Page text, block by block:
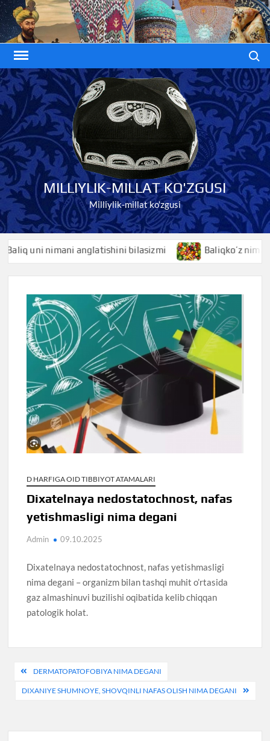
Skip
to
content
MILLIYLIK-MILLAT KO'ZGUSI
Milliylik-millat ko'zgusi
uni nimani anglatishini bilasizmi Baliqko’z nimani
D HARFIGA OID TIBBIYOT ATAMALARI
Dixatelnaya nedostatochnost, nafas
yetishmasligi nima degani
Admin 09.10.2025
Dixatelnaya nedostatochnost, nafas yetishmasligi
nima degani – organizm bilan tashqi muhit o’rtasida
gaz almashinuvi buzilishi oqibatida kelib chiqqan
patologik holat.
Post
menyusi
DERMATOPATOFOBIYA NIMA DEGANI
DIXANIYE SHUMNOYE, SHOVQINLI NAFAS OLISH NIMA DEGANI